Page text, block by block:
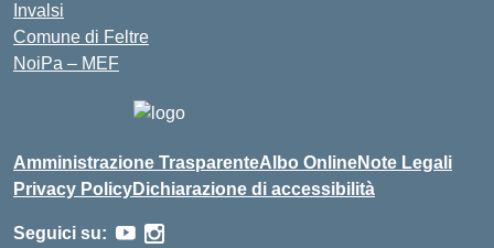
Invalsi
Comune di Feltre
NoiPa – MEF
Amministrazione TrasparenteAlbo OnlineNote Legali
Privacy PolicyDichiarazione di accessibilità
Seguici su: